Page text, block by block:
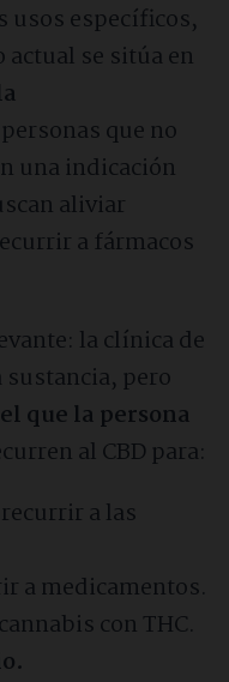
usos específicos,
se sitúa en
que no
una indicación
aliviar
a fármacos
la clínica de
pero
que la persona
al CBD para:
a las
a medicamentos.
con THC.